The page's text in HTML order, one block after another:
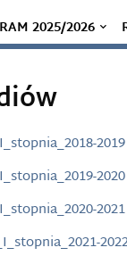
2025/2026
2019
2020
2021